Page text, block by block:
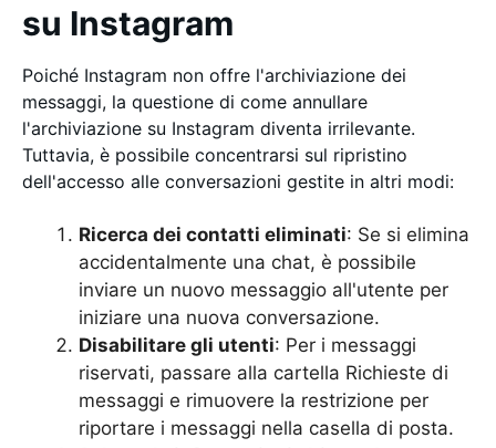
su Instagram
Poiché Instagram non offre l'archiviazione dei
messaggi, la questione di come annullare
l'archiviazione su Instagram diventa irrilevante.
Tuttavia, è possibile concentrarsi sul ripristino
dell'accesso alle conversazioni gestite in altri modi:
Ricerca dei contatti eliminati: Se si elimina
accidentalmente una chat, è possibile
inviare un nuovo messaggio all'utente per
iniziare una nuova conversazione.
Disabilitare gli utenti: Per i messaggi
riservati, passare alla cartella Richieste di
messaggi e rimuovere la restrizione per
riportare i messaggi nella casella di posta.